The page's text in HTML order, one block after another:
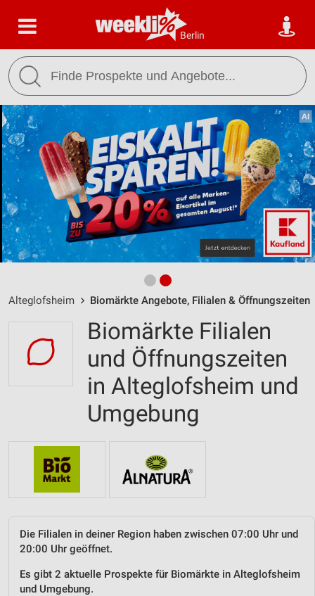
Berlin
Alteglofsheim Biomärkte Angebote, Filialen & Öffnungszeiten
Biomärkte Filialen
und Öffnungszeiten
in Alteglofsheim und
Umgebung
Die Filialen in deiner Region haben zwischen 07:00 Uhr und
20:00 Uhr geöffnet.
Es gibt 2 aktuelle Prospekte für Biomärkte in Alteglofsheim
und Umgebung.